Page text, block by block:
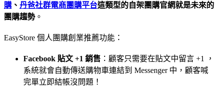
購 、 丹爸社群電商團購平台這類型的自架團購官網就是未來的
團購趨勢。
EasyStore 個人團購創業推薦功能：
Facebook 貼文 +1 銷售 ：顧客只需要在貼文中留言 +1 ，
系統就會自動傳送購物車連結到 Messenger 中，顧客喊
完單立即結帳沒問題！